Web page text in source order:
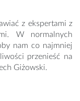
z ekspertami z
W normalnych
nam co najmniej
przenieść na
Giżowski.